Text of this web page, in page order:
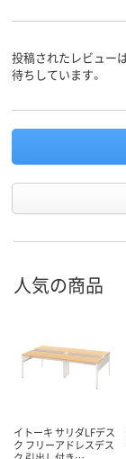
投稿されたレビュー
待ちしています。
人気の商品
イトーキ サリダLFデス
ク フリーアドレスデス